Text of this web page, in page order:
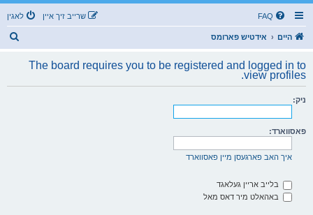
FAQ לאגין שרייב זיך איין
היים אידטיש פארומס
The board requires you to be registered and logged in to
view profiles.
ניק:
פאסווארד:
איך האב פארגעסן מיין פאסווארד
בלייב אריין געלאגד
באהאלט מיר דאס מאל